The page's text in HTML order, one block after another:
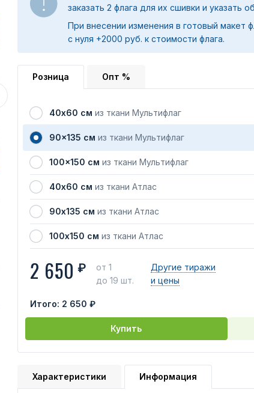
заказать 2 флага для их сшивки и указать
При внесении изменения в готовый макет
с нуля +2000 руб. к стоимости флага.
Розница Опт %
40х60 см из ткани Мультифлаг
90x135 см из ткани Мультифлаг
100x150 см из ткани Мультифлаг
40х60 см из ткани Атлас
90х135 см из ткани Атлас
100х150 см из ткани Атлас
2 650 ₽
от 1
до 19 шт.
Другие тиражи
и цены
Итого: 2 650 ₽
Купить
Характеристики Информация